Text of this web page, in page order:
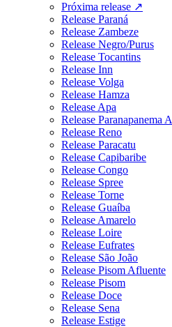
Próxima release ↗
Release Paraná
Release Zambeze
Release Negro/Purus
Release Tocantins
Release Inn
Release Volga
Release Hamza
Release Apa
Release Paranapanema
Release Reno
Release Paracatu
Release Capibaribe
Release Congo
Release Spree
Release Torne
Release Guaíba
Release Amarelo
Release Loire
Release Eufrates
Release São João
Release Pisom Afluente
Release Pisom
Release Doce
Release Sena
Release Estige